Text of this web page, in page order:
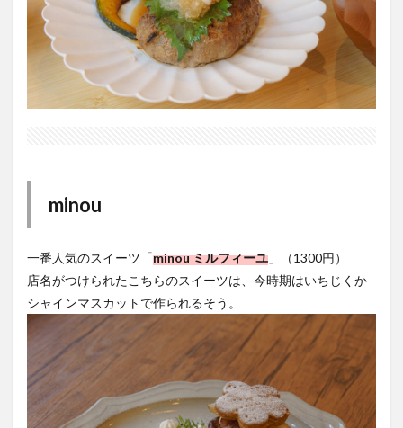
minou
一番人気のスイーツ「minou ミルフィーユ 」（1300円）
店名がつけられたこちらのスイーツは、今時期はいちじくか
シャインマスカットで作られるそう。